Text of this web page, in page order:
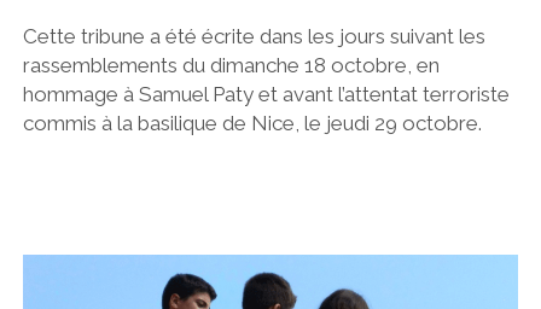
Cette tribune a été écrite dans les jours suivant les
rassemblements du dimanche 18 octobre, en
hommage à Samuel Paty et avant l’attentat terroriste
commis à la basilique de Nice, le jeudi 29 octobre.